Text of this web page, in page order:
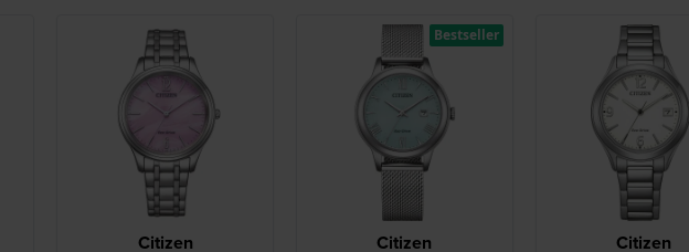
Citizen Citizen
Bestseller
Citizen